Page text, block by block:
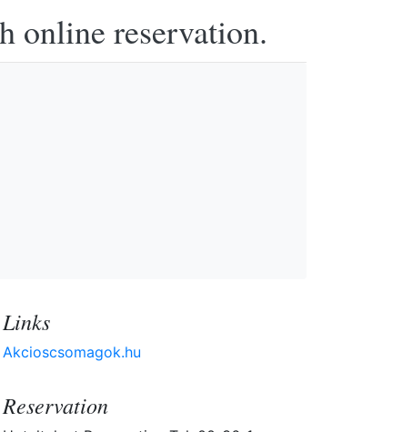
online reservation.
Links
Akcioscsomagok.hu
Reservation